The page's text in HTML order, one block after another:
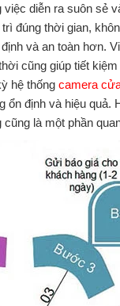
diễn ra suôn sẻ
đúng thời gian,
và an toàn hơn.
cũng giúp tiết
hệ thống camera
ổn định và hiệu
là một phần